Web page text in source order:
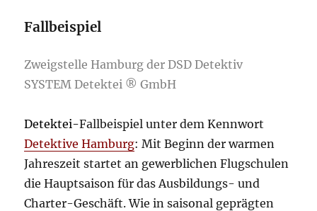
Fallbeispiel
Zweigstelle Hamburg der DSD Detektiv
SYSTEM Detektei ® GmbH
Detektei-Fallbeispiel unter dem Kennwort
Detektive Hamburg: Mit Beginn der warmen
Jahreszeit startet an gewerblichen Flugschulen
die Hauptsaison für das Ausbildungs- und
Charter-Geschäft. Wie in saisonal geprägten